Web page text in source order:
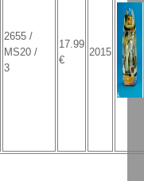
2655 /
MS20 /
3
17.99
€
2015